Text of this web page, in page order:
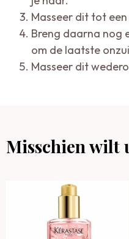
Masseer dit tot
Breng daarna nog
om de laatste
Masseer dit
Misschien wilt